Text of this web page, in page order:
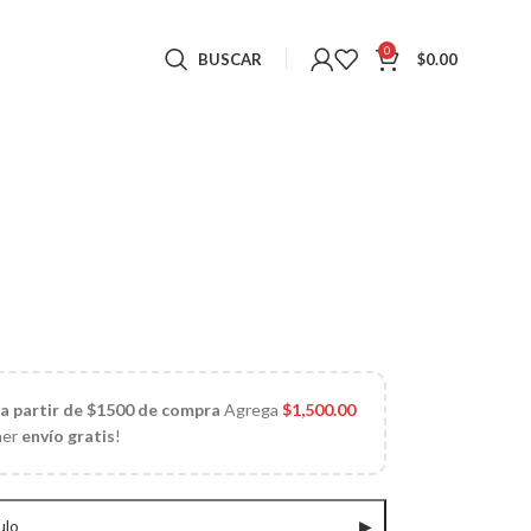
BUSCAR 0 $0.00
partir de $1500 de compra Agrega$1,500.00
envío gratis!
▶